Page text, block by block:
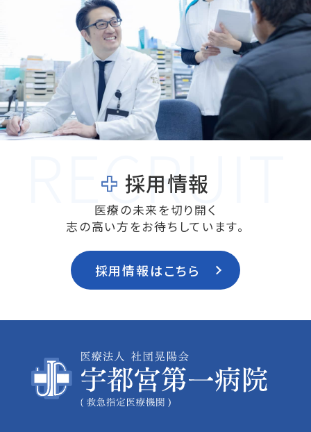
採用情報
医療の未来を切り開く
志の高い方をお待ちしています。
採用情報はこちら